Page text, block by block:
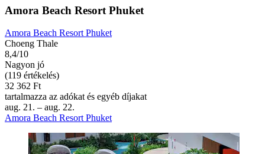
Amora Beach Resort Phuket
Amora Beach Resort Phuket
Choeng Thale
8,4/10
Nagyon jó
(119 értékelés)
32 362 Ft
tartalmazza az adókat és egyéb díjakat
aug. 21. – aug. 22.
Amora Beach Resort Phuket